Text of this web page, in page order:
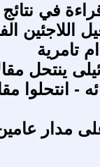
في
اللاجئين
تامرية
ينتحل
- انتحلوا